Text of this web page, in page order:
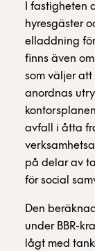
I fastigheten
hyresgäster
elladdning
finns även
som väljer att
anordnas
avfall i åtta
på delar av
för social
Den
under BBR-
lågt med